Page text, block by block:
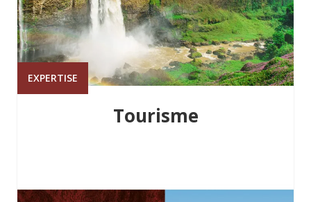
EXPERTISE
Tourisme